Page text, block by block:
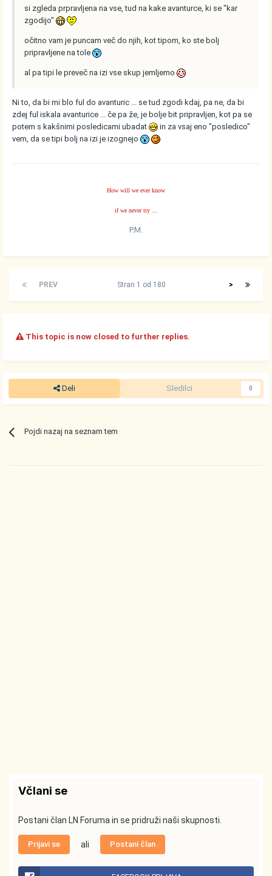
si zgleda prpravljena na vse, tud na kake avanturce, ki se "kar
zgodijo"
očitno vam je puncam več do njih, kot tipom, ko ste bolj
pripravljene na tole
al pa tipi le preveč na izi vse skup jemljemo
Ni to, da bi mi blo ful do avanturic ... se tud zgodi kdaj, pa ne, da bi
zdej ful iskala avanturice ... če pa že, je bolje bit pripravljen, kot pa se
potem s kakšnimi posledicami ubadat
in za vsaj eno "posledico"
vem, da se tipi bolj na izi je izognejo
How will we ever know
if we never try ...
P.M.
PREV >
Stran 1 od 180
This topic is now closed to further replies.
Deli Sledilci 0
Pojdi nazaj na seznam tem
Včlani se
Postani član LN Foruma in se pridruži naši skupnosti.
Prijavi se ali Postani član